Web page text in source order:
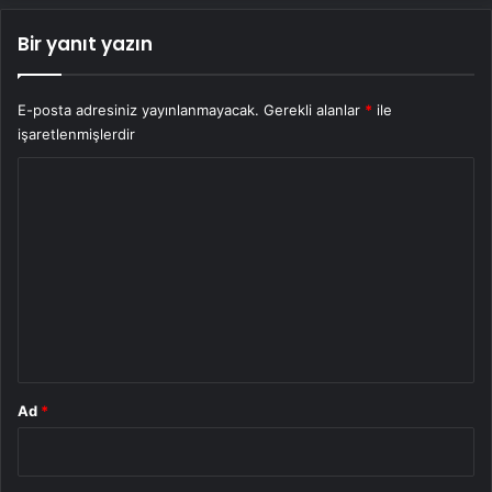
Bir yanıt yazın
E-posta adresiniz yayınlanmayacak. Gerekli alanlar * ile
işaretlenmişlerdir
Ad *